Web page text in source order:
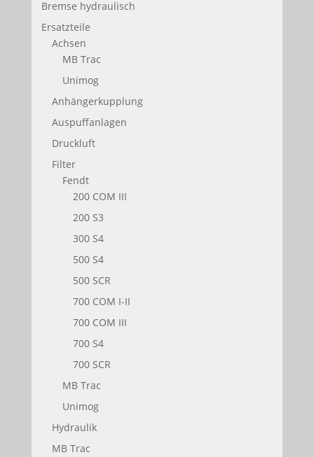
Bremse hydraulisch
Ersatzteile
Achsen
MB Trac
Unimog
Anhängerkupplung
Auspuffanlagen
Druckluft
Filter
Fendt
200 COM III
200 S3
300 S4
500 S4
500 SCR
700 COM I-II
700 COM III
700 S4
700 SCR
MB Trac
Unimog
Hydraulik
MB Trac